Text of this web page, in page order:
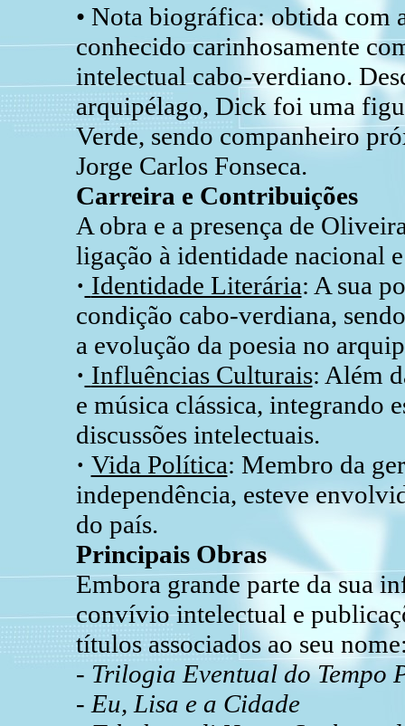
• Nota biográfica: obtida com
conhecido carinhosamente
intelectual cabo-verdiano.
arquipélago, Dick foi uma
Verde, sendo companheiro
Jorge Carlos Fonseca.
Carreira e Contribuições
A obra e a presença de
ligação à identidade nacional
· Identidade Literária: A sua
condição cabo-verdiana,
a evolução da poesia no
· Influências Culturais: Além
e música clássica, integrando
discussões intelectuais.
· Vida Política: Membro da
independência, esteve
do país.
Principais Obras
Embora grande parte da sua
convívio intelectual e
títulos associados ao seu
- Trilogia Eventual do Tempo
- Eu, Lisa e a Cidade